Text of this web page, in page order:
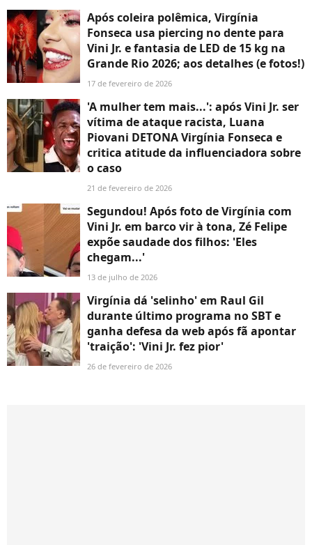
Após coleira polêmica, Virgínia
Fonseca usa piercing no dente para
Vini Jr. e fantasia de LED de 15 kg na
Grande Rio 2026; aos detalhes (e fotos!)
17 de fevereiro de 2026
'A mulher tem mais...': após Vini Jr. ser
vítima de ataque racista, Luana
Piovani DETONA Virgínia Fonseca e
critica atitude da influenciadora sobre
o caso
21 de fevereiro de 2026
Segundou! Após foto de Virgínia com
Vini Jr. em barco vir à tona, Zé Felipe
expõe saudade dos filhos: 'Eles
chegam...'
13 de julho de 2026
Virgínia dá 'selinho' em Raul Gil
durante último programa no SBT e
ganha defesa da web após fã apontar
'traição': 'Vini Jr. fez pior'
26 de fevereiro de 2026